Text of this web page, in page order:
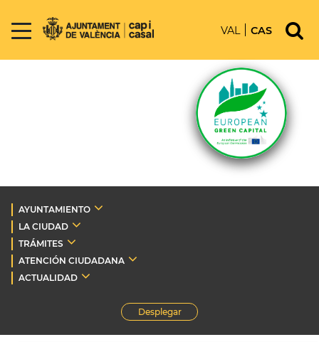
VAL CAS
AYUNTAMIENTO
LA CIUDAD
TRÁMITES
ATENCIÓN CIUDADANA
ACTUALIDAD
Desplegar